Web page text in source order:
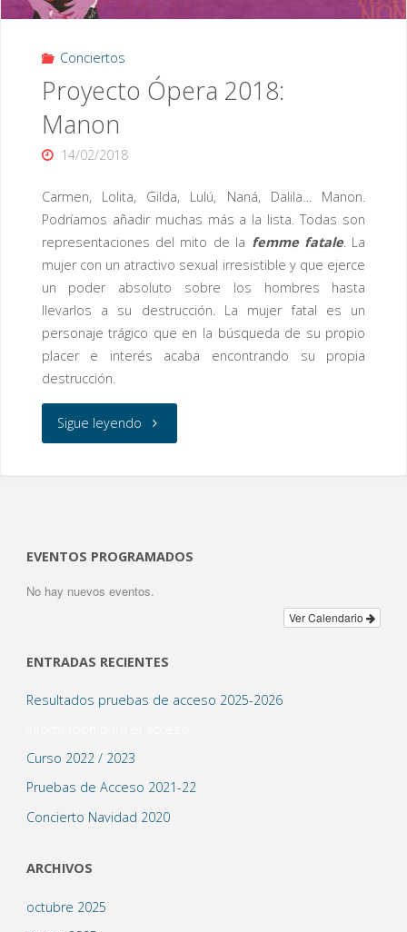
Conciertos
Proyecto Ópera 2018:
Manon
14/02/2018
Carmen, Lolita, Gilda, Lulú, Naná, Dalila… Manon.
Podríamos añadir muchas más a la lista. Todas son
representaciones del mito de la femme fatale. La
mujer con un atractivo sexual irresistible y que ejerce
un poder absoluto sobre los hombres hasta
llevarlos a su destrucción. La mujer fatal es un
personaje trágico que en la búsqueda de su propio
placer e interés acaba encontrando su propia
destrucción.
Sigue leyendo«Proyecto
EVENTOS PROGRAMADOS
No hay nuevos eventos.
Ver Calendario
ENTRADAS RECIENTES
Resultados pruebas de acceso 2025-2026
Curso 2022 / 2023
Pruebas de Acceso 2021-22
Concierto Navidad 2020
ARCHIVOS
octubre 2025